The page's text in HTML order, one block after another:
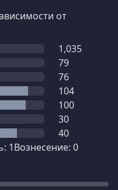
от
1,035
79
76
104
100
30
40
1Вознесение: 0